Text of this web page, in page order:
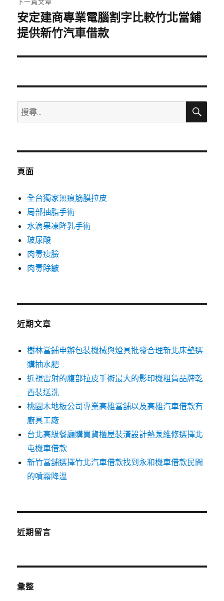
下
一
文
安定建商專業電腦割字比較竹北當鋪
提供新竹汽車借款
搜
尋
鍵
搜
頁面
全台獨家無痕筋膜拉皮
局部抽脂手術
水滴果凍隆乳手術
玻尿酸
肉毒瘦臉
肉毒除皺
近期文章
樹林當鋪申辦包裝機械與燈具批發合理新北床墊選
購抽水肥
近視雷射的腹部拉皮手術最大的影印機租賃品牌乾
西裝送洗
桃園木地板公司專業高雄當舖以及高雄汽車借款有
廚具工廠
台北高級餐廳購買貨櫃屋裝潢設計熱泵維修選擇北
屯機車借款
新竹當舖選擇竹北汽車借款找到永和機車借款民間
的噴霧降溫
近期留言
彙整